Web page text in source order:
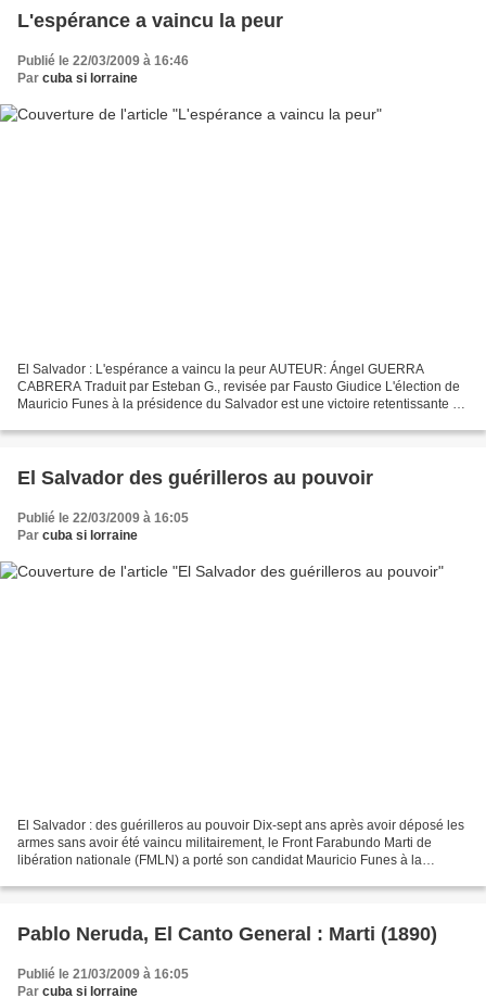
L'espérance a vaincu la peur
Publié le 22/03/2009 à 16:46
Par cuba si lorraine
El Salvador : L'espérance a vaincu la peur AUTEUR: Ángel GUERRA
CABRERA Traduit par Esteban G., revisée par Fausto Giudice L'élection de
Mauricio Funes à la présidence du Salvador est une victoire retentissante du
El Salvador des guérilleros au pouvoir
Publié le 22/03/2009 à 16:05
Par cuba si lorraine
El Salvador : des guérilleros au pouvoir Dix-sept ans après avoir déposé les
armes sans avoir été vaincu militairement, le Front Farabundo Marti de
libération nationale (FMLN) a porté son candidat Mauricio Funes à la
Pablo Neruda, El Canto General : Marti (1890)
Publié le 21/03/2009 à 16:05
Par cuba si lorraine